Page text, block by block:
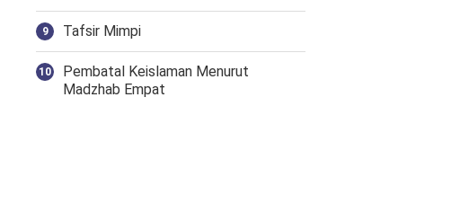
Tafsir Mimpi
Pembatal Keislaman Menurut
Madzhab Empat